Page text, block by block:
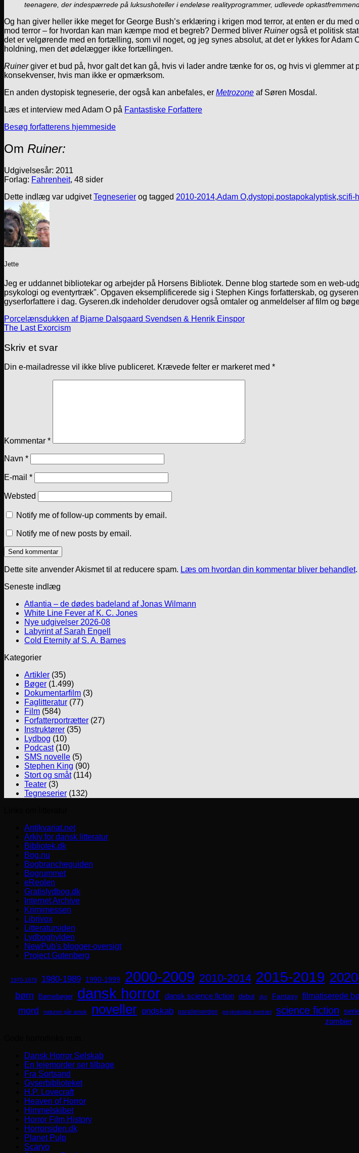
teenagere, der indespærrede på luksushoteller i endeløse realityprogrammer, udlevede
Og han giver heller ikke meget for George Bush’s erklæring i krigen mod terror, at enten er du
mod terror – for hvordan kan man kæmpe mod et begreb? Dermed bliver Ruinerogså et politisk
det er velgørende med en fortælling, som vil noget, og jeg synes absolut, at det er lykkes for
holdning, men det ødelægger ikke fortællingen.
Ruinergiver et bud på, hvor galt det kan gå, hvis vi lader andre tænke for os, og hvis vi glemmer
konsekvenser, hvis man ikke er opmærksom.
En anden dystopisk tegneserie, der også kan anbefales, er Metrozone af Søren Mosdal.
Læs et interview med Adam O på Fantastiske Forfattere
Besøg forfatterens hjemmeside
Om Ruiner:
Udgivelsesår: 2011
Forlag: Fahrenheit, 48 sider
Dette indlæg var udgivetTegneserier og tagged 2010-2014,Adam O,dystopi,postapokalyptisk,scifi-
Jette
Jeg er uddannet bibliotekar og arbejder på Horsens Bibliotek. Denne blog startede som en web-
psykologi og eventyrtræk". Opgaven eksemplificerede sig i Stephen Kings forfatterskab, og
gyserforfattere i dag. Gyseren.dk indeholder derudover også omtaler og anmeldelser af film og
Porcelænsdukken af Bjarne Dalsgaard Svendsen & Henrik Einspor
The Last Exorcism
Skriv et svar
Din e-mailadresse vil ikke blive publiceret. Krævede felter er markeret med *
Kommentar *
Navn *
E-mail *
Websted
Notify me of follow-up comments by email.
Notify me of new posts by email.
Dette site anvender Akismet til at reducere spam. Læs om hvordan din kommentar bliver behandlet.
Seneste indlæg
Atlantia – de dødes badeland af Jonas Wilmann
White Line Fever af K. C. Jones
Nye udgivelser 2026-08
Labyrint af Sarah Engell
Cold Eternity af S. A. Barnes
Kategorier
Artikler (35)
Bøger (1.499)
Dokumentarfilm (3)
Faglitteratur (77)
Film (584)
Forfatterportrætter (27)
Instruktører (35)
Lydbog (10)
Podcast(10)
SMS novelle (5)
Stephen King (90)
Stort og småt(114)
Teater (3)
Tegneserier (132)
Antikvariat.net
Arkiv for dansk litteratur
Bibliotek.dk
Bog.nu
Bogbrancheguiden
Bogrummet
eReolen
Gratislydbog.dk
Internet Archive
Krimimessen
Librivox
Litteratursiden
Lydboghylden
NewPub's blogger-oversigt
Project Gutenberg
1970-1979 1980-1989 1990-1999 2000-2009 2010-2014 2015-2019
børn Børnebøger dansk horror dansk science fiction debut dyr Fantasy filmatiserede
mord naturen går amok noveller ondskab parallelverden psykologisk portræt science fiction
zombier
Dansk Horror Selskab
En lejemorder ser tilbage
Fra Sortsand
Gyserbiblioteket
H.P. Lovecraft
Heaven of Horror
Himmelskibet
Horror Film History
Horrorsiden.dk
Planet Pulp
Scaryo